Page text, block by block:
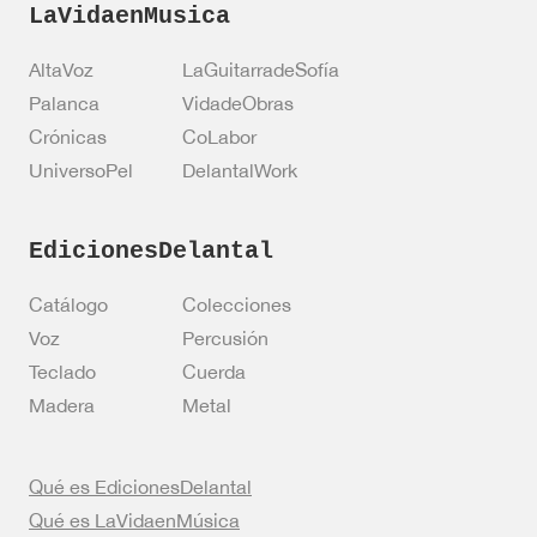
i
c
LaVidaenMusica
AltaVoz
LaGuitarradeSofía
Palanca
VidadeObras
Crónicas
CoLabor
UniversoPel
DelantalWork
EdicionesDelantal
Catálogo
Colecciones
Voz
Percusión
Teclado
Cuerda
Madera
Metal
Qué es EdicionesDelantal
Qué es LaVidaenMúsica